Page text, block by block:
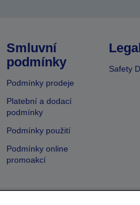
Smluvní
podmínky
Podmínky prodeje
Platební a dodací
podmínky
Podmínky použití
Podmínky online
promoakcí
Legal
Safety